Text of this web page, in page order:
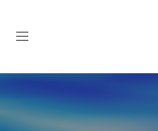
Toggle